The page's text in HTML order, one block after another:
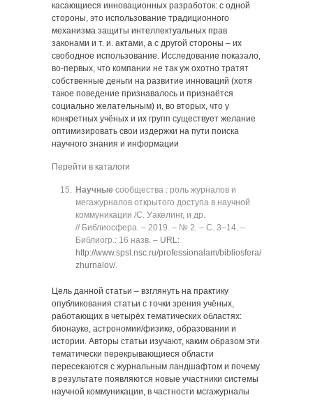
касающиеся инновационных разработок: с одной
стороны, это использование традиционного
механизма защиты интеллектуальных прав
законами и т. и. актами, а с другой стороны ‒ их
свободное использование. Исследование показало,
во-первых, что компании не так уж охотно тратят
собственные деньги на развитие инноваций (хотя
такое поведение признавалось и признаётся
социально желательным) и, во вторых, что у
конкретных учёных и их групп существует желание
оптимизировать свои издержки на пути поиска
научного знания и информации
Перейти в каталоги
Научные сообщества : роль журналов и
мегажурналов открытого доступа в научной
коммуникации /С. Уакелинг, и др.
// Библиосфера. ‒ 2019. ‒ № 2. ‒ C. 3‒14. ‒
Библиогр.: 16 назв. ‒ URL:
http://www.spsl.nsc.ru/professionalam/bibliosfera/soderzhanie-
zhurnalov/.
Цель данной статьи ‒ взглянуть на практику
опубликования статьи с точки зрения учёных,
работающих в четырёх тематических областях:
бионауке, астрономии/физике, образовании и
истории. Авторы статьи изучают, каким образом эти
тематически перекрывающиеся области
пересекаются с журнальным ландшафтом и почему
в результате появляются новые участники системы
научной коммуникации, в частности мсгажурналы